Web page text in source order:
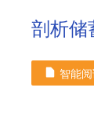
剖析储
智能